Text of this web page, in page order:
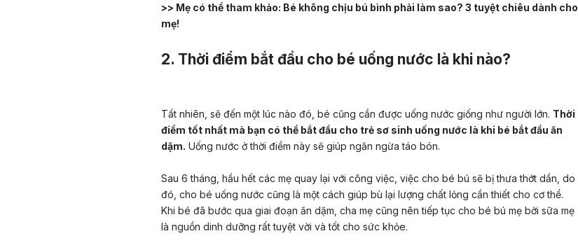
>> Mẹ có thể tham khảo: Bé không chịu bú bình phải làm sao? 3 tuyệt chiêu dành cho
mẹ!
2. Thời điểm bắt đầu cho bé uống nước là khi nào?
Tất nhiên, sẽ đến một lúc nào đó, bé cũng cần được uống nước giống như người lớn. Thời
điểm tốt nhất mà bạn có thể bắt đầu cho trẻ sơ sinh uống nước là khi bé bắt đầu ăn
dặm. Uống nước ở thời điểm này sẽ giúp ngăn ngừa táo bón.
Sau 6 tháng, hầu hết các mẹ quay lại với công việc, việc cho bé bú sẽ bị thưa thớt dần, do
đó, cho bé uống nước cũng là một cách giúp bù lại lượng chất lỏng cần thiết cho cơ thể.
Khi bé đã bước qua giai đoạn ăn dặm, cha mẹ cũng nên tiếp tục cho bé bú mẹ bởi sữa mẹ
là nguồn dinh dưỡng rất tuyệt vời và tốt cho sức khỏe.